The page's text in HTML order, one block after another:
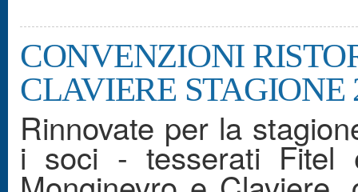
CONVENZIONI
CLAVIERE STAGIONE
Rinnovate per la
i soci - tesserati Fitel